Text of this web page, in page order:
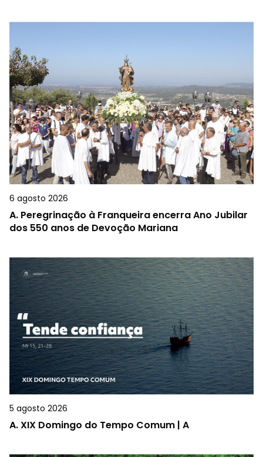
6 agosto 2026
A. Peregrinação à Franqueira encerra Ano Jubilar
dos 550 anos de Devoção Mariana
5 agosto 2026
A.XIX Domingo do Tempo Comum | A